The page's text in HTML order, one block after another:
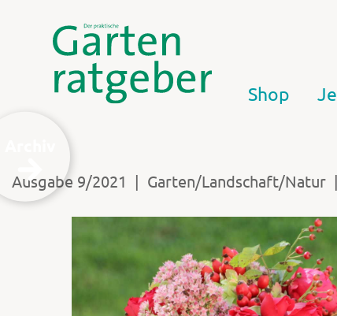
Shop
Ausgabe 9/2021 | Garten/Landschaft/Natur |